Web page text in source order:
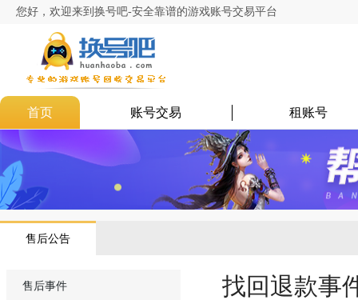
您好，欢迎来到换号吧-安全靠谱的游戏账号交易平台
首页 账号交易 租账号
售后公告
售后事件 找回退款事